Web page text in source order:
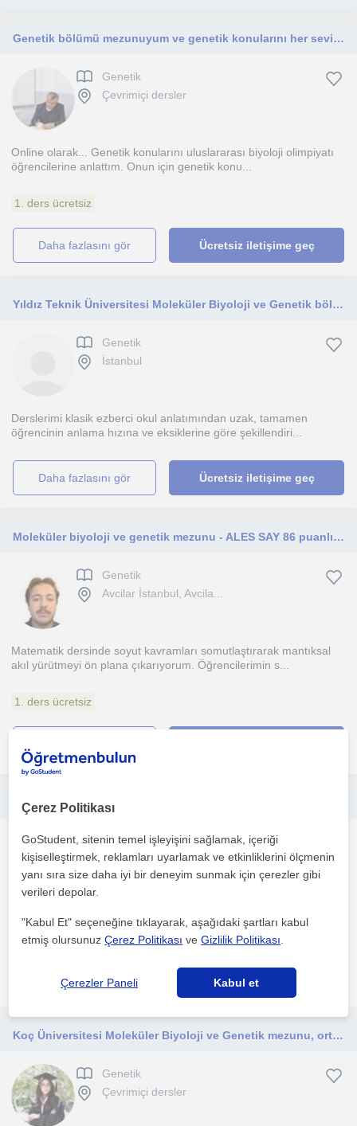
Genetik bölümü mezunuyum ve genetik konularını her seviyede anlatabilirim. Okula yardımcı veya üniversite hazırlık...
Genetik
Çevrimiçi dersler
Online olarak... Genetik konularını uluslararası biyoloji olimpiyatı
öğrencilerine anlattım. Onun için genetik konu...
1. ders ücretsiz
daha fazlasını gör Ücretsiz iletişime geç
Yıldız Teknik Üniversitesi Moleküler Biyoloji ve Genetik bölümü öğrencisiyim.
Genetik
İstanbul
Derslerimi klasik ezberci okul anlatımından uzak, tamamen
öğrencinin anlama hızına ve eksiklerine göre şekillendiri...
daha fazlasını gör Ücretsiz iletişime geç
Moleküler biyoloji ve genetik mezunu - ALES SAY 86 puanlı öğrenciden matematik dersleri
Genetik
Avcilar İstanbul, Avcila...
Matematik dersinde soyut kavramları somutlaştırarak mantıksal
akıl yürütmeyi ön plana çıkarıyorum. Öğrencilerimin s...
1. ders ücretsiz
Genetik
İstanbul
Tüm seviyelerde Türkçe/İngilizce Biyoloji ve çeşitli derslerde
interaktif dersler verebilirim. Öğrenci ders süresin...
daha fazlasını gör Ücretsiz iletişime geç
Koç Üniversitesi Moleküler Biyoloji ve Genetik mezunu, ortaokul ve lise öğrencilerine yönelik çevrimiçi biyoloji dersleri veriyor.
Genetik
Çevrimiçi dersler
Çerez Politikası
GoStudent, sitenin temel işleyişini sağlamak, içeriği
kişiselleştirmek, reklamları uyarlamak ve etkinliklerini ölçmenin
yanı sıra size daha iyi bir deneyim sunmak için çerezler gibi
verileri depolar.
"Kabul Et" seçeneğine tıklayarak, aşağıdaki şartları kabul
etmiş olursunuzÇerez Politikası veGizlilik Politikası
Çerezler Paneli Kabul et